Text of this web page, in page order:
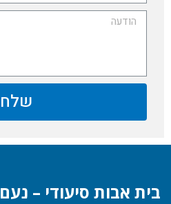
שלח
בית אבות סיעודי – נעם